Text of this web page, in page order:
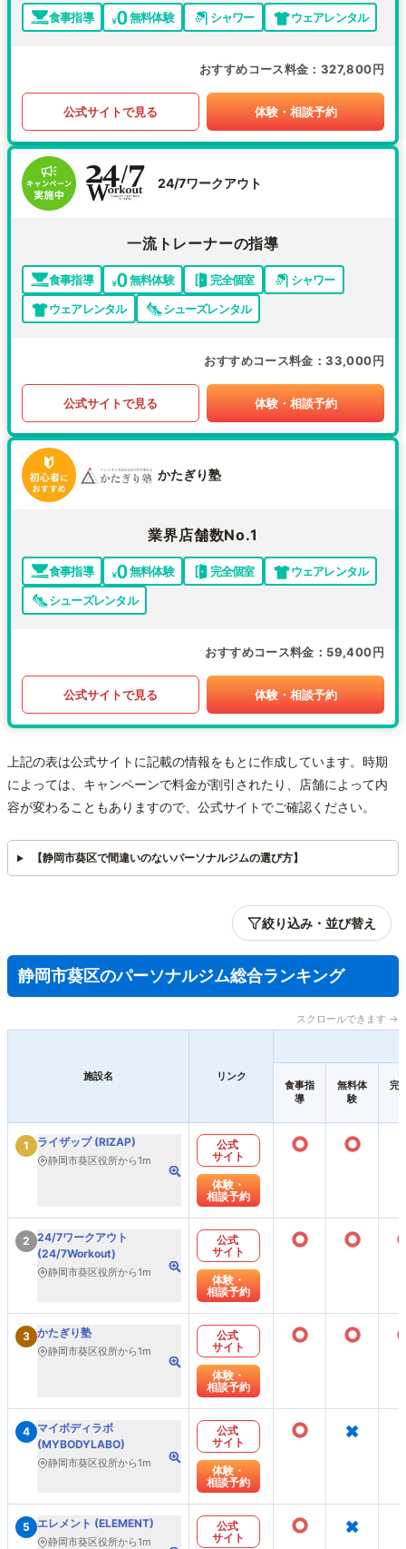
食事指導 無料体験 シャワー ウェアレンタル
おすすめコース料金 327,800円
公式サイトで見る 体験・相談予約
24/7ワークアウト
一流トレーナーの指導
食事指導 無料体験 完全個室
シャワー
ウェアレンタル
シューズレンタル
おすすめコース料金 33,000円
公式サイトで見る 体験・相談予約
かたぎり塾
業界店舗数No.1
食事指導 無料体験 完全個室
ウェアレンタル
シューズレンタル
おすすめコース料金 59,400円
公式サイトで見る 体験・相談予約
上記の表は公式サイトに記載の情報をもとに作成しています。時期
によっては、キャンペーンで料金が割引されたり、店舗によって内
容が変わることもありますので、公式サイトでご確認ください。
【静岡市葵区で間違いのないパーソナルジムの選び方】
絞り込み・並び替え
静岡市葵区のパーソナルジム総合ランキング
スクロールできます →
施設名 リンク
食事指
導
無料体
験
完
1 ライザップ (RIZAP)
静岡市葵区役所から1m
公式
サイト
体験・
相談予約
○ ○
2 24/7ワークアウト
(24/7Workout)
静岡市葵区役所から1m
公式
サイト
体験・
相談予約
○ ○
3 かたぎり塾
静岡市葵区役所から1m
公式
サイト
体験・
相談予約
○ ○
4 マイボディラボ
(MYBODYLABO)
静岡市葵区役所から1m
公式
サイト
体験・
相談予約
○ ×
5 エレメント (ELEMENT)
静岡市葵区役所から1m
公式
サイト
○ ×